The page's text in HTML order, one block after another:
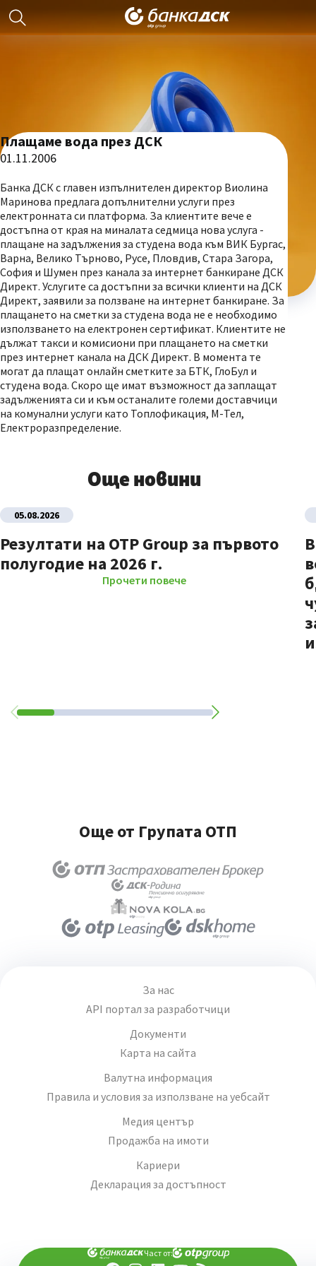
Плащаме вода през ДСК
01.11.2006
Банка ДСК с главен изпълнителен директор Виолина
Маринова предлага допълнителни услуги през
електронната си платформа. За клиентите вече е
достъпна от края на миналата седмица нова услуга -
плащане на задължения за студена вода към ВИК Бургас,
Варна, Велико Търново, Русе, Пловдив, Стара Загора,
София и Шумен през канала за интернет банкиране ДСК
Директ. Услугите са достъпни за всички клиенти на ДСК
Директ, заявили за ползване на интернет банкиране. За
плащането на сметки за студена вода не е необходимо
използването на електронен сертификат. Клиентите не
дължат такси и комисиони при плащането на сметки
през интернет канала на ДСК Директ. В момента те
могат да плащат онлайн сметките за БТК, ГлоБул и
студена вода. Скоро ще имат възможност да заплащат
задълженията си и към останалите големи доставчици
на комунални услуги като Топлофикация, М-Тел,
Електроразпределение.
Още новини
05.08.2026
Резултати на OTP Group за първото
полугодие на 2026 г.
Прочети повече
Още от Групата ОТП
За нас
API портал за разработчици
Документи
Карта на сайта
Валутна информация
Правила и условия за използване на уебсайт
Медия център
Продажба на имоти
Кариери
Декларация за достъпност
Част от: